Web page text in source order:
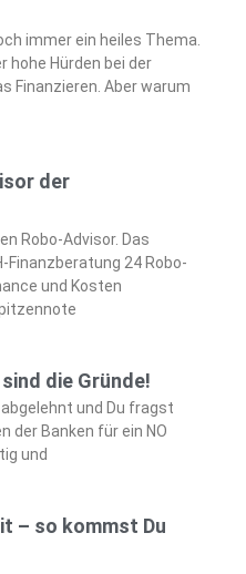
immer ein heiles Thema.
hohe Hürden bei der
Finanzieren. Aber warum
der
Robo-Advisor. Das
Finanzberatung 24 Robo-
und Kosten
die Gründe!
und Du fragst
der Banken für ein NO
und
– so kommst Du